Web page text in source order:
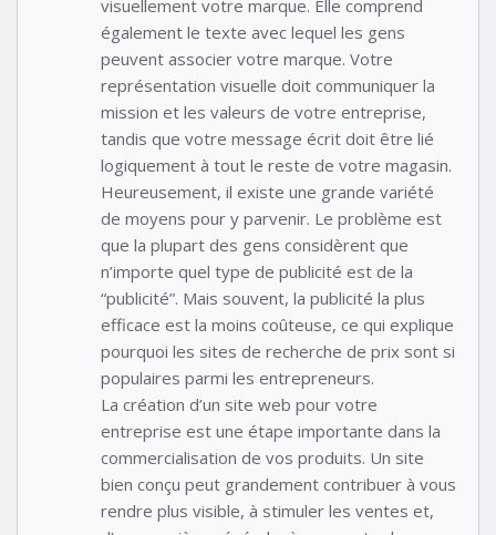
visuellement votre marque. Elle comprend
également le texte avec lequel les gens
peuvent associer votre marque. Votre
représentation visuelle doit communiquer la
mission et les valeurs de votre entreprise,
tandis que votre message écrit doit être lié
logiquement à tout le reste de votre magasin.
Heureusement, il existe une grande variété
de moyens pour y parvenir. Le problème est
que la plupart des gens considèrent que
n’importe quel type de publicité est de la
“publicité”. Mais souvent, la publicité la plus
efficace est la moins coûteuse, ce qui explique
pourquoi les sites de recherche de prix sont si
populaires parmi les entrepreneurs.
La création d’un site web pour votre
entreprise est une étape importante dans la
commercialisation de vos produits. Un site
bien conçu peut grandement contribuer à vous
rendre plus visible, à stimuler les ventes et,